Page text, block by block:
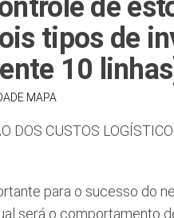
de
tipos de
10
MAPA
DOS CUSTOS
para o sucesso do
será o comportamento